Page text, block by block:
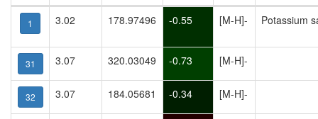
1 3.02 178.97496 -0.55 [M-H]- Potassium
31 3.07 320.03049 -0.73 [M-H]-
32 3.07 184.05681 -0.34 [M-H]-